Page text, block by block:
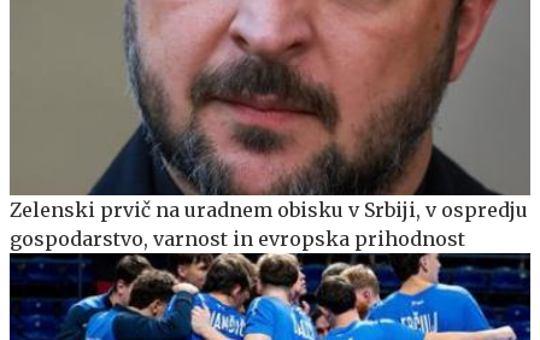
Zelenski prvič na uradnem obisku v Srbiji, v ospredju
gospodarstvo, varnost in evropska prihodnost